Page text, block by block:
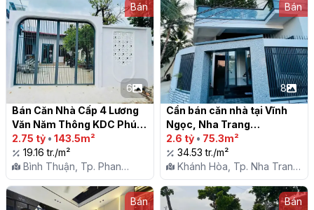
Bán
6
Bán Căn Nhà Cấp 4 Lương
Văn Năm Thông KDC Phú
Tài - Phú Trinh ra Đại Lộ Lê
Duẩn
2.75 tỷ • 143.5m²
19.16 tr./m²
Bình Thuận, Tp. Phan
Thiết, P. Phú Trinh
Bán
8
Cần bán căn nhà tại Vĩnh
Ngọc, Nha Trang
2.6 tỷ • 75.3m²
34.53 tr./m²
Khánh Hòa, Tp. Nha Trang,
X. Vĩnh Ngọc
Bán
Bán